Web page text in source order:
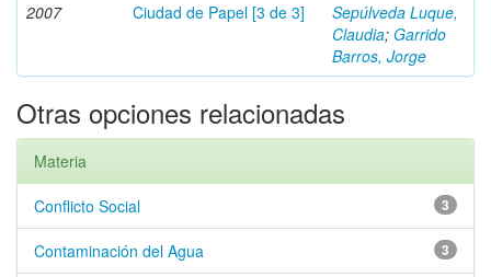
2007
Ciudad de Papel [3 de 3]
Sepúlveda Luque,
Claudia; Garrido
Barros, Jorge
Otras opciones relacionadas
Materia
3
Conflicto Social
3
Contaminación del Agua